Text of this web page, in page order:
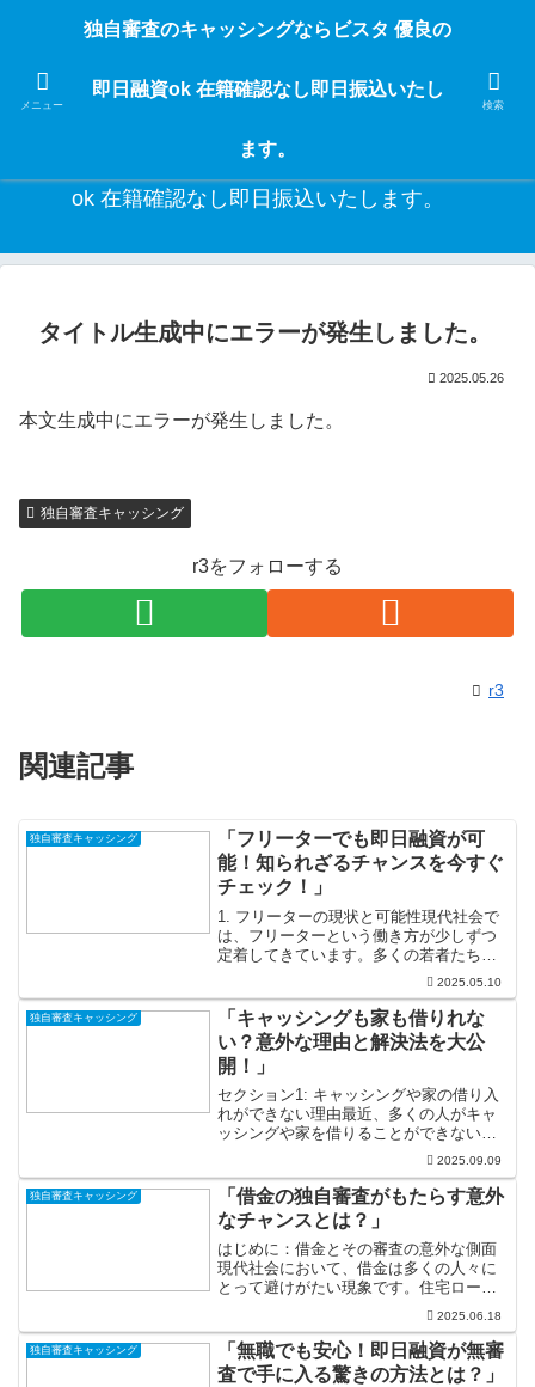
独自審査のフリーローンならビスタなら24時間365日 在籍確認なしで借りれる
な入用があっても安心！融資率97％！仕事をしている人ならブラックでも給料
日返済の１ヶ月融資で借りられるから安心！
独自審査のキャッシングならビスタ 優良の即日融資
ok 在籍確認なし即日振込いたします。
タイトル生成中にエラーが発生しました。
2025.05.26
本文生成中にエラーが発生しました。
独自審査キャッシング
r3をフォローする
r3
関連記事
独自審査キャッシング
「フリーターでも即日融資が可
能！知られざるチャンスを今すぐ
チェック！」
1. フリーターの現状と可能性現代社会で
は、フリーターという働き方が少しずつ
定着してきています。多くの若者たちが
「正社員」という安定した道を選ぶ代わ
りに、自分のリズムで働くスタイルを選
択するようになっています。これによ
り、自己のライフスタイ...
2025.05.10
独自審査キャッシング
「キャッシングも家も借りれな
い？意外な理由と解決法を大公
開！」
セクション1: キャッシングや家の借り入
れができない理由最近、多くの人がキャ
ッシングや家を借りることができないと
いう不安を抱えています。この現象は一
れるのは、信用情報の問題です。私たち
の信用情報は、金融機...
2025.09.09
独自審査キャッシング
「借金の独自審査がもたらす意外
なチャンスとは？」
はじめに：借金とその審査の意外な側面
現代社会において、借金は多くの人々に
とって避けがたい現象です。住宅ロー
ン、教育費、ビジネスの立ち上げなど、
様々な理由で借金を抱えることは珍しく
ありません。しかし、借金の審査という
プロセスには、単なる財務的...
2025.06.18
独自審査キャッシング
「無職でも安心！即日融資が無審
査で手に入る驚きの方法とは？」
メニュー
独自審査のキャッシングならビスタ 優良の
即日融資ok 在籍確認なし即日振込いたし
ます。
検索